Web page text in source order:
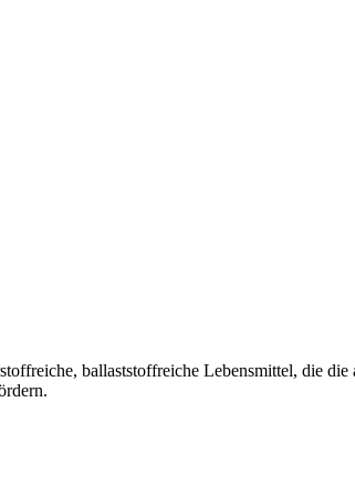
ballaststoffreiche Lebensmittel, die